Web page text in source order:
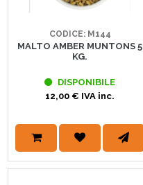
CODICE: M144
MALTO AMBER MUNTONS 5
KG.
DISPONIBILE
12,00 € IVA inc.